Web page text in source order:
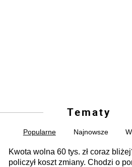
Tematy
Popularne Najnowsze
Kwota wolna 60 tys. zł coraz
policzył koszt zmiany. Chodzi o